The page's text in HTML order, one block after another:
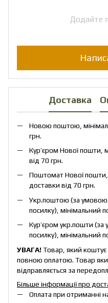
Додайте
Доставка
Новою поштою,
грн.
Кур’єром Нової пошти,
від 70 грн.
Поштомат Нової пошти,
доставки від 70 грн.
Укр.поштою (за умовою
посилку), мінімальний
Кур’єром укр.пошти (за
посилку), мінімальний
УВАГА!Товар, який коштує
повною оплатою. Товар
відправляється за
Більше інформації про
Оплата при отриманні